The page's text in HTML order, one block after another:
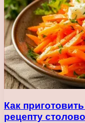
Как
рецепту